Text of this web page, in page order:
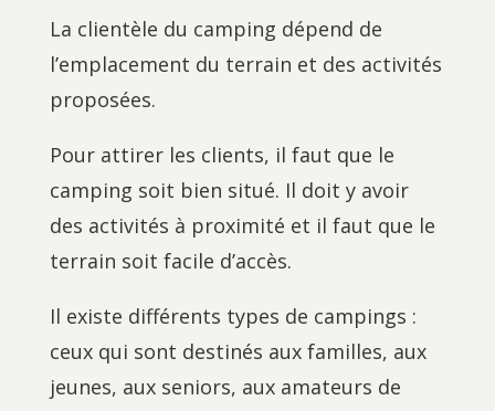
La clientèle du camping dépend de
l’emplacement du terrain et des activités
proposées.
Pour attirer les clients, il faut que le
camping soit bien situé. Il doit y avoir
des activités à proximité et il faut que le
terrain soit facile d’accès.
Il existe différents types de campings :
ceux qui sont destinés aux familles, aux
jeunes, aux seniors, aux amateurs de